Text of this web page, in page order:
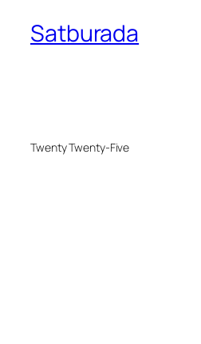
Satburada
Twenty Twenty-Five